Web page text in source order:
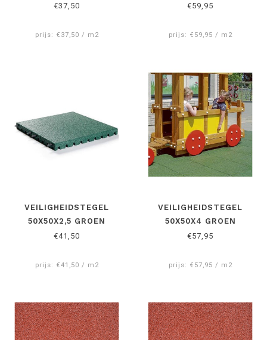
€37,50
prijs: €37,50 / m2
€59,95
prijs: €59,95 / m2
VEILIGHEIDSTEGEL
50X50X2,5 GROEN
€41,50
prijs: €41,50 / m2
VEILIGHEIDSTEGEL
50X50X4 GROEN
€57,95
prijs: €57,95 / m2